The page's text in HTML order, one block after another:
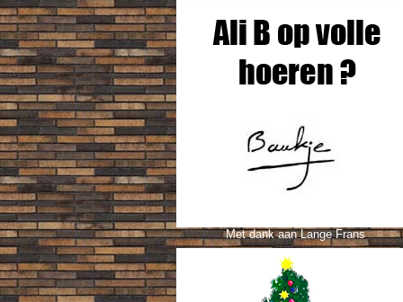
Met dank aan Lange Frans